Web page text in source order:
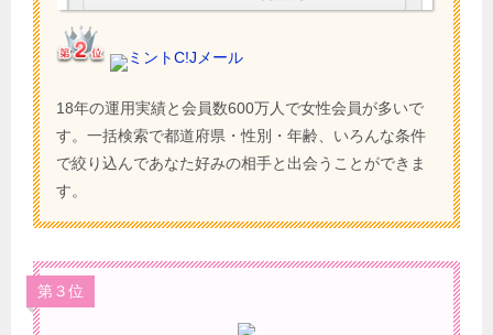
ミントC!Jメール
18年の運用実績と会員数600万人で女性会員が多いで
す。一括検索で都道府県・性別・年齢、いろんな条件
で絞り込んであなた好みの相手と出会うことができま
す。
第３位